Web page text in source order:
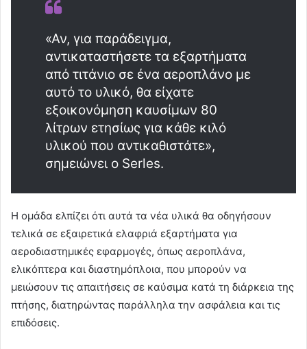
«Αν, για παράδειγμα,
αντικαταστήσετε τα εξαρτήματα
από τιτάνιο σε ένα αεροπλάνο με
αυτό το υλικό, θα είχατε
εξοικονόμηση καυσίμων 80
λίτρων ετησίως για κάθε κιλό
υλικού που αντικαθιστάτε»,
σημειώνει ο Serles.
Η ομάδα ελπίζει ότι αυτά τα νέα υλικά θα οδηγήσουν
τελικά σε εξαιρετικά ελαφριά εξαρτήματα για
αεροδιαστημικές εφαρμογές, όπως αεροπλάνα,
ελικόπτερα και διαστημόπλοια, που μπορούν να
μειώσουν τις απαιτήσεις σε καύσιμα κατά τη διάρκεια της
πτήσης, διατηρώντας παράλληλα την ασφάλεια και τις
επιδόσεις.